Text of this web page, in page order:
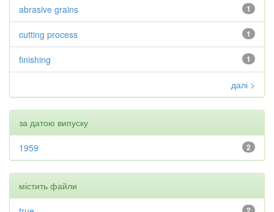
1
abrasive grains
1
cutting process
1
finishing
далі >
за датою випуску
2
1959
містить файли